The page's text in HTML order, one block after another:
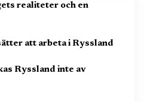
realiteter och en
att arbeta i Ryssland
Ryssland inte av